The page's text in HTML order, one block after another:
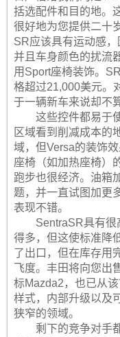
括选配件和目的地。
很好地为您提供二十
SR应该具有运动感，
并且车身颜色的扰流
用Sport座椅装饰。
格超过21,000美元。
于一辆新车来说却不
这些控件都易于
区域看到削减成本的
域，但Versa的装饰
座椅（如加热座椅）
跑步也很经济。油箱
题，并一直试图加更
表现不错。
SentraSR具有
得多，但这使标准降
了出口，但在库存用
飞度。丰田将向您出
标Mazda2，也已从
样式，内部升级以及
狭窄的领域。
剩下的竞争对手